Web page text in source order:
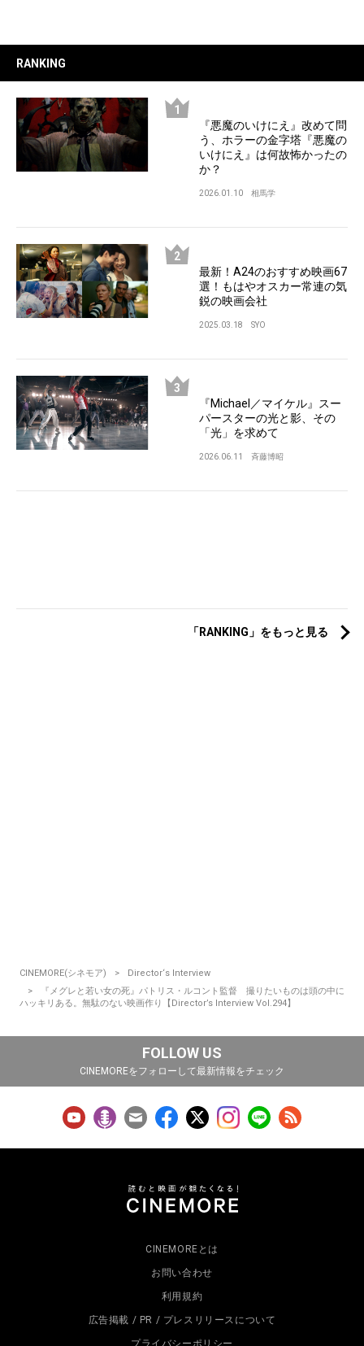
RANKING
『悪魔のいけにえ』改めて問
う、ホラーの金字塔『悪魔の
いけにえ』は何故怖かったの
か？
2026.01.10 相馬学
最新！A24のおすすめ映画67
選！もはやオスカー常連の気
鋭の映画会社
2025.03.18 SYO
『Michael／マイケル』スー
パースターの光と影、その
「光」を求めて
2026.06.11 斉藤博昭
「RANKING」をもっと見る
CINEMORE(シネモア)
Director‘s Interview
『メグレと若い女の死』パトリス・ルコント監督 撮りたいものは頭の中に
ハッキリある。無駄のない映画作り【Director’s Interview Vol.294】
FOLLOW US
CINEMOREをフォローして最新情報をチェック
CINEMOREとは
お問い合わせ
利用規約
広告掲載 / PR / プレスリリースについて
プライバシーポリシー